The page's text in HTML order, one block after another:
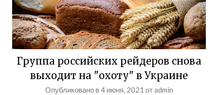
Группа российских рейдеров снова
выходит на "охоту" в Украине
Опубликовано в4 июня, 2021 отadmin